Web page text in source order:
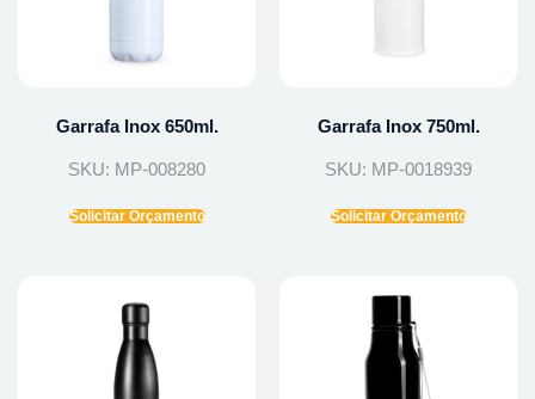
Garrafa Inox 650ml.
SKU: MP-008280
Solicitar Orçamento
Garrafa Inox 750ml.
SKU: MP-0018939
Solicitar Orçamento